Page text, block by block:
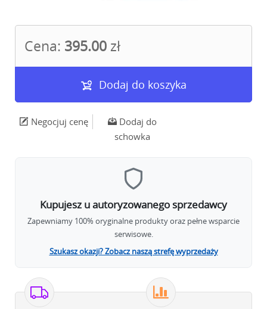
Cena: 395.00 zł
Dodaj do koszyka
Negocjuj cenę
Dodaj do
schowka
Kupujesz u autoryzowanego sprzedawcy
Zapewniamy 100% oryginalne produkty oraz pełne wsparcie
serwisowe.
Szukasz okazji? Zobacz naszą strefę wyprzedaży